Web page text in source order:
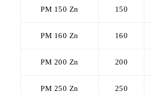
PM 150 Zn 150
PM 160 Zn 160
PM 200 Zn 200
PM 250 Zn 250